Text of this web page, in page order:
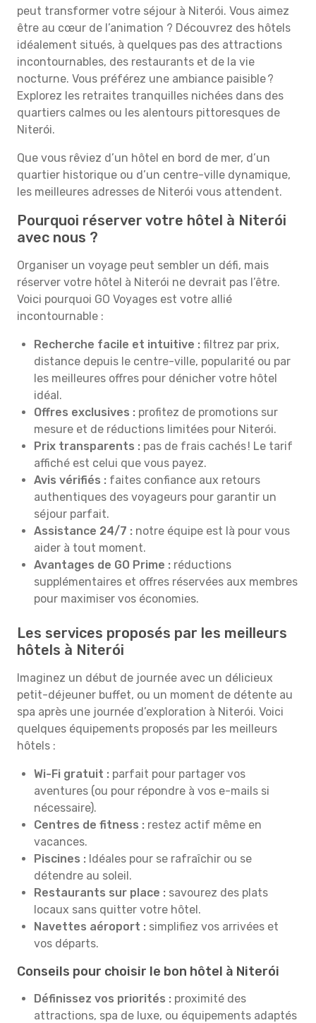
peut transformer votre séjour à Niterói. Vous aimez
être au cœur de l’animation ? Découvrez des hôtels
idéalement situés, à quelques pas des attractions
incontournables, des restaurants et de la vie
nocturne. Vous préférez une ambiance paisible ?
Explorez les retraites tranquilles nichées dans des
quartiers calmes ou les alentours pittoresques de
Niterói.
Que vous rêviez d’un hôtel en bord de mer, d’un
quartier historique ou d’un centre-ville dynamique,
les meilleures adresses de Niterói vous attendent.
Pourquoi réserver votre hôtel à Niterói
avec nous ?
Organiser un voyage peut sembler un défi, mais
réserver votre hôtel à Niterói ne devrait pas l’être.
Voici pourquoi GO Voyages est votre allié
incontournable :
Recherche facile et intuitive : filtrez par prix,
distance depuis le centre-ville, popularité ou par
les meilleures offres pour dénicher votre hôtel
idéal.
Offres exclusives : profitez de promotions sur
mesure et de réductions limitées pour Niterói.
Prix transparents : pas de frais cachés ! Le tarif
affiché est celui que vous payez.
Avis vérifiés : faites confiance aux retours
authentiques des voyageurs pour garantir un
séjour parfait.
Assistance 24/7 : notre équipe est là pour vous
aider à tout moment.
Avantages de GO Prime : réductions
supplémentaires et offres réservées aux membres
pour maximiser vos économies.
Les services proposés par les meilleurs
hôtels à Niterói
Imaginez un début de journée avec un délicieux
petit-déjeuner buffet, ou un moment de détente au
spa après une journée d’exploration à Niterói. Voici
quelques équipements proposés par les meilleurs
hôtels :
Wi-Fi gratuit : parfait pour partager vos
aventures (ou pour répondre à vos e-mails si
nécessaire).
Centres de fitness : restez actif même en
vacances.
Piscines : Idéales pour se rafraîchir ou se
détendre au soleil.
Restaurants sur place : savourez des plats
locaux sans quitter votre hôtel.
Navettes aéroport : simplifiez vos arrivées et
vos départs.
Conseils pour choisir le bon hôtel à Niterói
Définissez vos priorités : proximité des
attractions, spa de luxe, ou équipements adaptés